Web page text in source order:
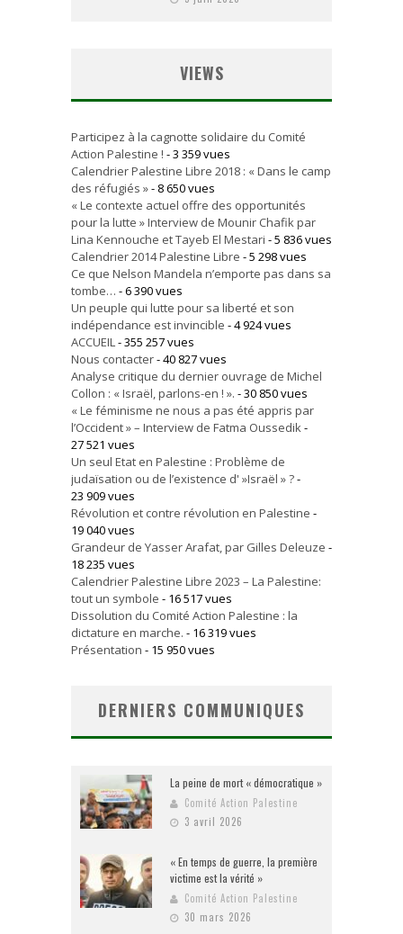
VIEWS
Participez à la cagnotte solidaire du Comité
Action Palestine ! - 3 359 vues
Calendrier Palestine Libre 2018 : « Dans le camp
des réfugiés »- 8 650 vues
« Le contexte actuel offre des opportunités
pour la lutte » Interview de Mounir Chafik par
Lina Kennouche et Tayeb El Mestari - 5 836 vues
Calendrier 2014 Palestine Libre - 5 298 vues
Ce que Nelson Mandela n’emporte pas dans sa
tombe… - 6 390 vues
Un peuple qui lutte pour sa liberté et son
indépendance est invincible - 4 924 vues
ACCUEIL- 355 257 vues
Nous contacter- 40 827 vues
Analyse critique du dernier ouvrage de Michel
Collon : « Israël, parlons-en ! ». - 30 850 vues
« Le féminisme ne nous a pas été appris par
l’Occident » – Interview de Fatma Oussedik-
27 521 vues
Un seul Etat en Palestine : Problème de
judaïsation ou de l’existence d' »Israël » ?-
23 909 vues
Révolution et contre révolution en Palestine -
19 040 vues
Grandeur de Yasser Arafat, par Gilles Deleuze -
18 235 vues
Calendrier Palestine Libre 2023 – La Palestine:
tout un symbole - 16 517 vues
Dissolution du Comité Action Palestine : la
dictature en marche. - 16 319 vues
Présentation - 15 950 vues
DERNIERS COMMUNIQUES
La peine de mort « démocratique »
Comité Action Palestine
3 avril 2026
« En temps de guerre, la première
victime est la vérité »
Comité Action Palestine
30 mars 2026